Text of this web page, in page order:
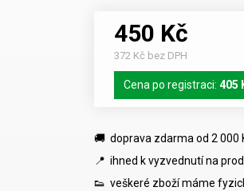
450 Kč
372 Kč bez DPH
Cena po registraci: 405
🚚 doprava zdarma od 2 000
📍 ihned k vyzvednutí na
👟 veškeré zboží máme